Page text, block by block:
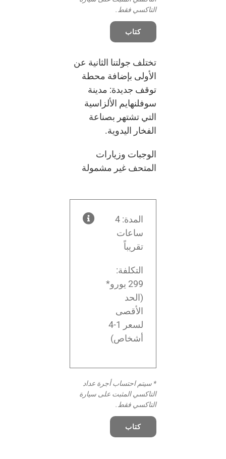
التاكسي فقط.
كتاب
تختلف جولتنا الثانية عن
الأولى بإضافة محطة
توقف جديدة: مدينة
سوفلنهايم الألزاسية
التي تشتهر بصناعة
الفخار اليدوية.
الوجبات وزيارات
المتحف غير مشمولة
المدة: 4
ساعات
تقريباً
التكلفة:
299 يورو*
(الحد
الأقصى
لسعر 1-4
أشخاص)
* سيتم احتساب أجرة عداد
التاكسي المثبت على سيارة
التاكسي فقط.
كتاب